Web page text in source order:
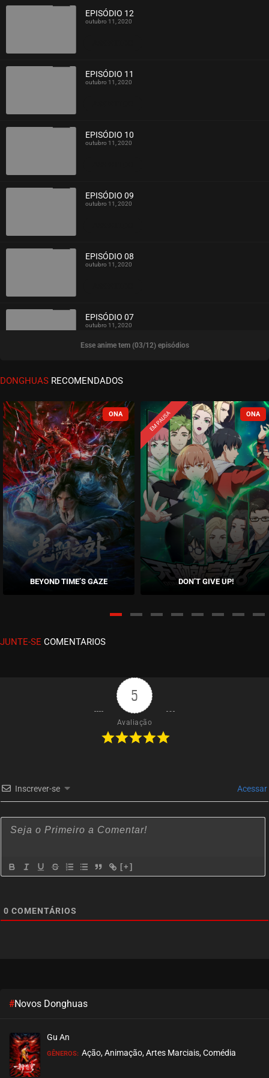
EPISÓDIO 12
outubro 11, 2020
EPISÓDIO 11
outubro 11, 2020
EPISÓDIO 10
outubro 11, 2020
EPISÓDIO 09
outubro 11, 2020
EPISÓDIO 08
outubro 11, 2020
ASSISTIDO
EPISÓDIO 07
outubro 11, 2020
ASSISTIDO
EPISÓDIO 06
ASSISTIDO
EPISÓDIO 05
outubro 10, 2020
ASSISTIDO
EPISÓDIO 04
outubro 10, 2020
EPISÓDIO 03
ASSISTIDO
EPISÓDIO 01
outubro 10, 2020
Esse anime tem (03/12) episódios
DONGHUAS RECOMENDADOS
BEYOND TIME’S GAZE
EM PAUSA
DON’T GIVE UP!
JUNTE-SE COMENTARIOS
5
Avaliação
Inscrever-se Acessar
[+]
0 COMENTÁRIOS
#Novos Donghuas
Gu An
GÊNEROS: Ação, Animação, Artes Marciais, Comédia